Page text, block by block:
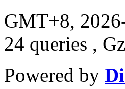
GMT+8,
24 queries ,
Powered by